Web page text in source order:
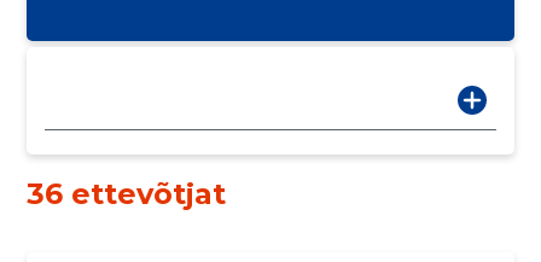
36 ettevõtjat